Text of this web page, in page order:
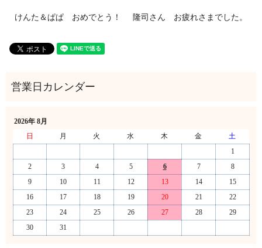
けんた＆ぱぱ おめでとう！ 隆司さん お疲れさまでした。
2026年 8月
日
月 火 水 木 金
土
1
2
3 4 5 6 7
8
9
10 11 12 13 14
15
16
17 18 19 20 21
22
23
24 25 26 27 28
29
30
31